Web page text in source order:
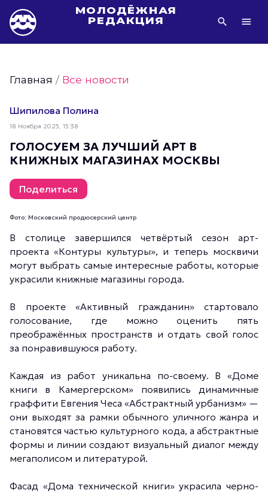
МОЛОДЁЖНАЯ
РЕДАКЦИЯ
Фото Молодёжи Москвы
Фотогалереи Молодёжи Москвы
Статьи Молодёжи Москвы
Молодёжь Москвы культурная
Молодёжь Москвы спортивная
Молодёжь Москвы в движении
Молодёжь Москвы здоровая
Молодёжь Москвы туристическая
Все новости
Главная /Все новости
Шипилова Полина
18 Ноября 2025, 15:38
ГОЛОСУЕМ ЗА ЛУЧШИЙ АРТ В
КНИЖНЫХ МАГАЗИНАХ МОСКВЫ
Поделиться
Фото: Московский продюсерский центр
В столице завершился четвёртый сезон арт-
проекта «Контуры культуры», и теперь москвичи
могут выбрать самые интересные работы, которые
украсили книжные магазины города.
В проекте «Активный гражданин» стартовало
голосование, где можно оценить пять
преображённых пространств и отдать свой голос
за понравившуюся работу.
Каждая из работ уникальна по-своему. В «Доме
книги в Камергерском» появились динамичные
граффити Евгения Чеса «Абстрактный урбанизм» —
они выходят за рамки обычного уличного жанра и
становятся частью культурного кода, а абстрактные
формы и линии создают визуальный диалог между
мегаполисом и литературой.
Фасад «Дома технической книги» украсила черно-